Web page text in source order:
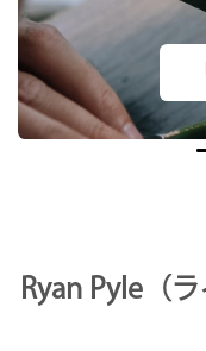
Ryan Pyle（